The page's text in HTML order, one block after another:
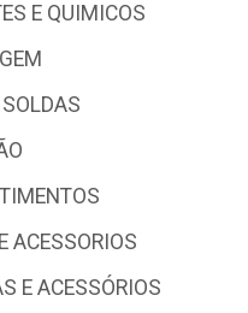
E QUIMICOS
ACESSORIOS
E ACESSÓRIOS